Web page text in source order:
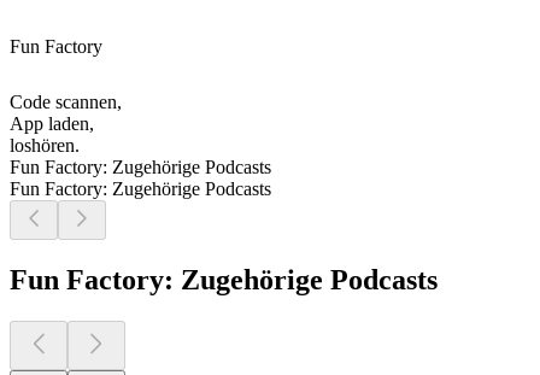
Fun Factory
Code scannen,
App laden,
loshören.
Fun Factory: Zugehörige Podcasts
Fun Factory: Zugehörige Podcasts
Fun Factory: Zugehörige Podcasts